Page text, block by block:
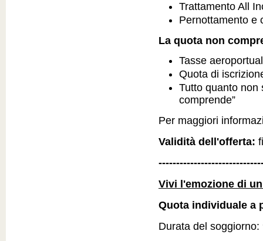
Trattamento All
Pernottamento e
La quota non
Tasse
Quota di
Tutto quanto non
comprende”
Per maggiori
Validità dell'offerta:
Vivi l'emozione di
Quota individuale a
Durata del